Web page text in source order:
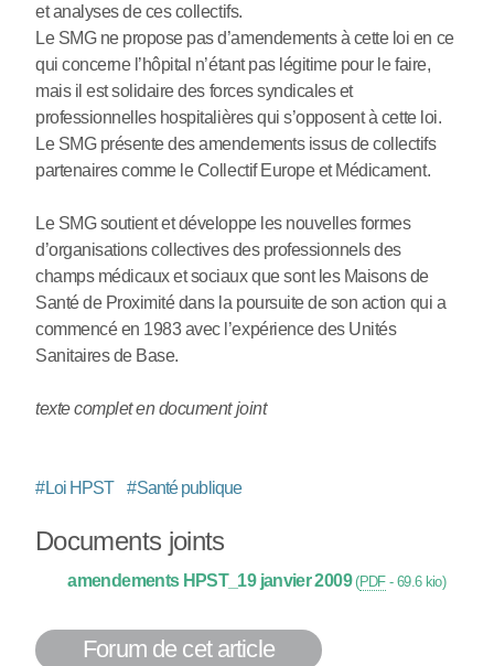
et analyses de ces collectifs.
Le SMG ne propose pas d’amendements à cette loi en ce
qui concerne l’hôpital n’étant pas légitime pour le faire,
mais il est solidaire des forces syndicales et
professionnelles hospitalières qui s’opposent à cette loi.
Le SMG présente des amendements issus de collectifs
partenaires comme le Collectif Europe et Médicament.
Le SMG soutient et développe les nouvelles formes
d’organisations collectives des professionnels des
champs médicaux et sociaux que sont les Maisons de
Santé de Proximité dans la poursuite de son action qui a
commencé en 1983 avec l’expérience des Unités
Sanitaires de Base.
texte complet en document joint
#Loi HPST #Santé publique
Documents joints
amendements HPST_19 janvier 2009 (PDF- 69.6 kio)
Forum de cet article